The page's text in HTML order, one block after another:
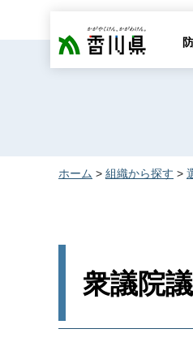
香川県
ホーム > 組織から探す >
衆議院